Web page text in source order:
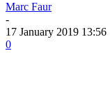
Marc Faur
-
17 January 2019 13:56
0